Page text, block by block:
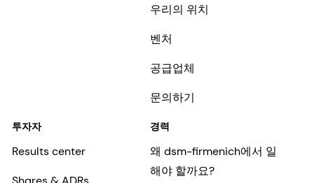
우리의 위치
벤처
공급업체
문의하기
투자자
Results center
경력
왜 dsm-firmenich에서 일
해야 할까요?